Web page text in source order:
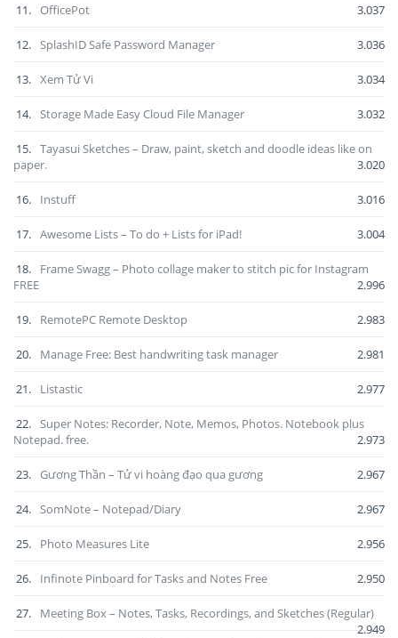
11. OfficePot 3.037
12. SplashID Safe Password Manager 3.036
13. Xem Tử Vi 3.034
14. Storage Made Easy Cloud File Manager 3.032
15. Tayasui Sketches – Draw, paint, sketch and doodle ideas like on
paper.
3.020
16. Instuff 3.016
17. Awesome Lists – To do + Lists for iPad! 3.004
18.
Frame Swagg – Photo collage maker to stitch pic for Instagram
FREE
2.996
19. RemotePC Remote Desktop 2.983
20. Manage Free: Best handwriting task manager 2.981
21. Listastic 2.977
22. Super Notes: Recorder, Note, Memos, Photos. Notebook plus
Notepad. free.
2.973
23. Gương Thần – Tử vi hoàng đạo qua gương 2.967
24. SomNote – Notepad/Diary 2.967
25. Photo Measures Lite 2.956
26. Infinote Pinboard for Tasks and Notes Free 2.950
27.
Meeting Box – Notes, Tasks, Recordings, and Sketches (Regular)
2.949